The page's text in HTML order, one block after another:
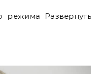
режима Развернуть